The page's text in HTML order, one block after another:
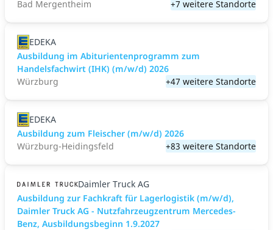
Bad Mergentheim
+7 weitere Standorte
EDEKA
Ausbildung im Abiturientenprogramm zum
Handelsfachwirt (IHK) (m/w/d) 2026
Würzburg
+47 weitere Standorte
EDEKA
Ausbildung zum Fleischer (m/w/d) 2026
Würzburg-Heidingsfeld
+83 weitere Standorte
Daimler Truck AG
Ausbildung zur Fachkraft für Lagerlogistik (m/w/d),
Daimler Truck AG - Nutzfahrzeugzentrum Mercedes-
Benz, Ausbildungsbeginn 1.9.2027